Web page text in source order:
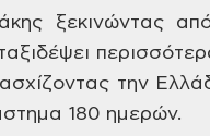
ξεκινώντας
την
180 ημερών.